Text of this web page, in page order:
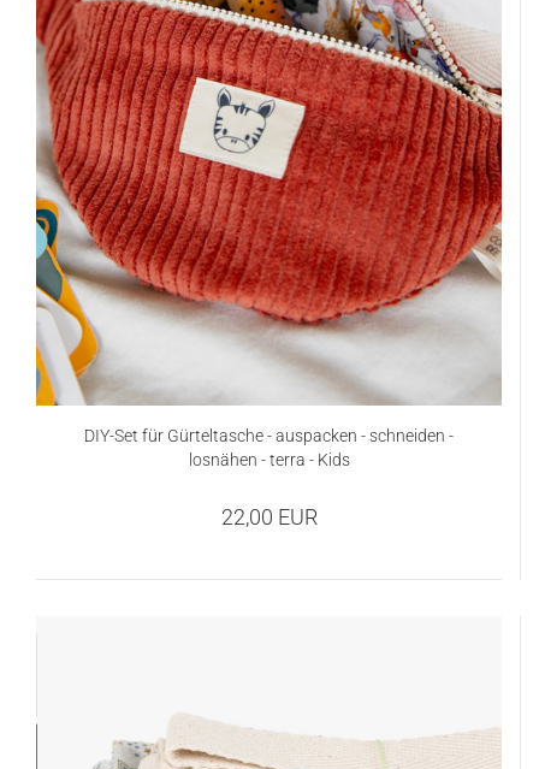
DIY-Set für Gürteltasche - auspacken - schneiden -
losnähen - terra - Kids
22,00 EUR